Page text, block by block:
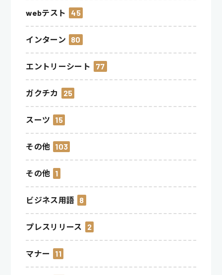
webテスト 45
インターン 80
エントリーシート 77
ガクチカ 25
スーツ 15
その他 103
その他 1
ビジネス用語 8
プレスリリース 2
マナー 11